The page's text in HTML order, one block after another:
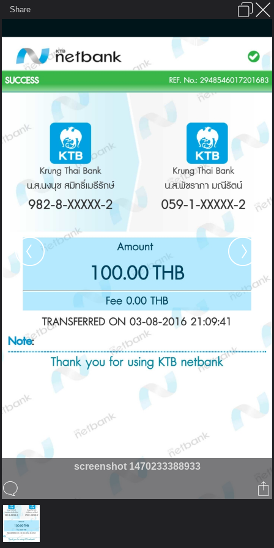
เข้าสู่ระบบหรือลงทะเบียน
หน้าแรก รูปภาพ bensmith ใบโอน
screenshot 1470233388933
ชุมชนชาวพุทธ
หน้าแรก เว็บบอร์ด มีอะไรใหม่
คอลเล็คชั่น สถานที่ กล้อง แท็ก ...
ภาษาไทย ช่วยเหลือ
Share
screenshot 1470233388933